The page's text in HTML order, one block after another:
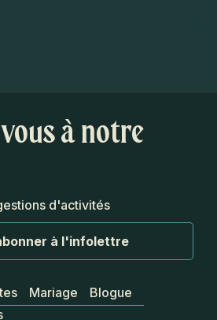
à notre
d'activités
à l'infolettre
Mariage
Blogue